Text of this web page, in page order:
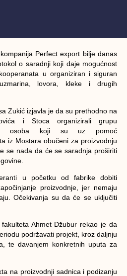
Perfect export bilje danas
o saradnji koji daje mogućnost
u organiziran i siguran
lovora, kleke i drugih
Zukić izjavla je da su prethodno na
i Stoca organizirali grupu
osoba koji su uz pomoć
iz Mostara obučeni za proizvodnju
se nada da će se saradnja proširiti
u početku od fabrike dobiti
proizvodnje, jer nemaju
Očekivanja su da će se uključiti
Ahmet Džubur rekao je da
podržavati projekt, kroz daljnju
te davanjem konkretnih uputa za
na proizvodnji sadnica i podizanju